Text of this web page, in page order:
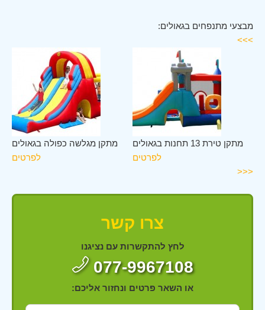
מבצעי מתנפחים בגאולים:
>>>
מתקן מגלשה כפולה בגאולים
לפרטים
מתקן טירת 13 תחנות בגאולים
לפרטים
<<<
צרו קשר
לחץ להתקשרות עם נציגנו
077-9967108
או השאר פרטים ונחזור אליכם: